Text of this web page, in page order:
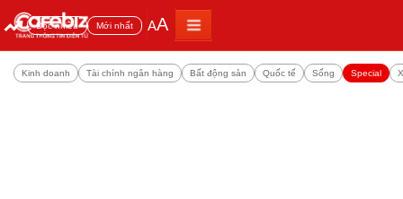
Đọc nhiều Mới nhất AA
Kinh doanh Tài chính ngân hàng Bất động sản Quốc tế Sống Special